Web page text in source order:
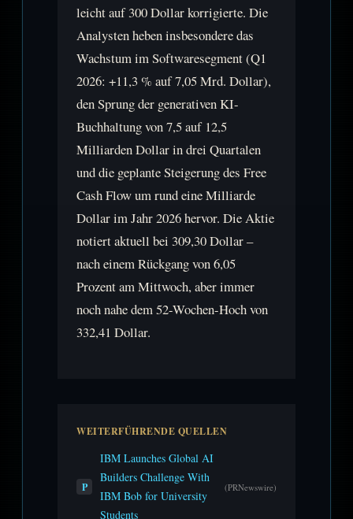
leicht auf 300 Dollar korrigierte. Die
Analysten heben insbesondere das
Wachstum im Softwaresegment (Q1
2026: +11,3 % auf 7,05 Mrd. Dollar),
den Sprung der generativen KI-
Buchhaltung von 7,5 auf 12,5
Milliarden Dollar in drei Quartalen
und die geplante Steigerung des Free
Cash Flow um rund eine Milliarde
Dollar im Jahr 2026 hervor. Die Aktie
notiert aktuell bei 309,30 Dollar –
nach einem Rückgang von 6,05
Prozent am Mittwoch, aber immer
noch nahe dem 52-Wochen-Hoch von
332,41 Dollar.
WEITERFÜHRENDE QUELLEN
P
IBM Launches Global AI
Builders Challenge With
IBM Bob for University
Students
(PRNewswire)